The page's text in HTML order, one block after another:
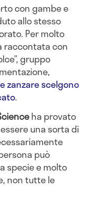
con gambe e
allo stesso
Per molto
raccontata con
gruppo
zanzare scelgono
.
ha provato
una sorta di
può
specie e molto
non tutte le